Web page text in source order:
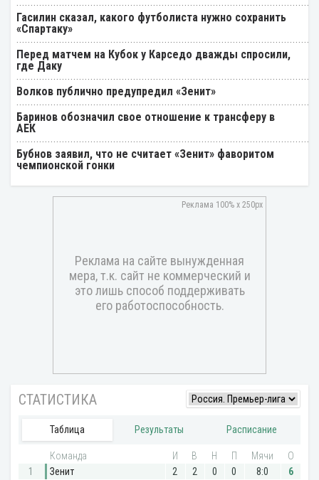
Гасилин сказал, какого футболиста нужно сохранить
«Спартаку»
Перед матчем на Кубок у Карседо дважды спросили,
где Даку
Волков публично предупредил «Зенит»
Баринов обозначил свое отношение к трансферу в
АЕК
Бубнов заявил, что не считает «Зенит» фаворитом
чемпионской гонки